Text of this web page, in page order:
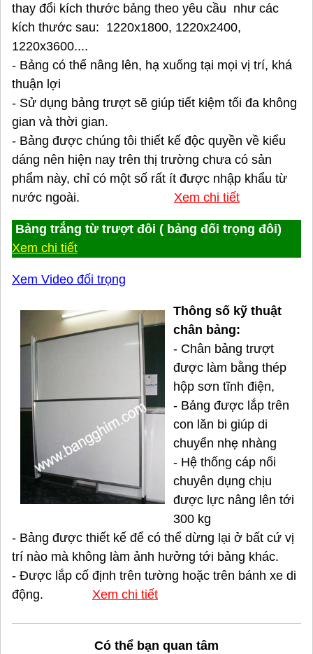
thay đổi kích thước bảng theo yêu cầu như các
kích thước sau: 1220x1800, 1220x2400,
1220x3600....
- Bảng có thể nâng lên, hạ xuống tại mọi vị trí, khá
thuận lợi
- Sử dụng bảng trượt sẽ giúp tiết kiệm tối đa không
gian và thời gian.
- Bảng được chúng tôi thiết kế độc quyền về kiểu
dáng nên hiện nay trên thị trường chưa có sản
phẩm này, chỉ có một số rất ít được nhập khẩu từ
nước ngoài.
Xem chi tiết
Bảng trắng từ trượt đôi ( bảng đối trọng đôi)
Xem chi tiết
Xem Video đối trọng
Thông số kỹ thuật
chân bảng:
- Chân bảng trượt
được làm bằng thép
hộp sơn tĩnh điện,
- Bảng được lắp trên
con lăn bi giúp di
chuyển nhẹ nhàng
- Hệ thống cáp nối
chuyên dụng chịu
được lực nâng lên tới
300 kg
- Bảng được thiết kế để có thể dừng lại ở bất cứ vị
trí nào mà không làm ảnh hưởng tới bảng khác.
- Được lắp cố định trên tường hoặc trên bánh xe di
động. Xem chi tiết
Có thể bạn quan tâm